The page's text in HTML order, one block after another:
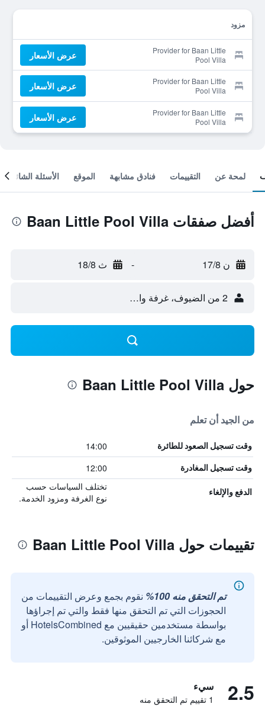
مزود
Provider for Baan Little
Pool Villa
عرض الأسعار
Provider for Baan Little
Pool Villa
عرض الأسعار
Provider for Baan Little
Pool Villa
عرض الأسعار
لمحة عن التقييمات فنادق مشابهة الموقع الأسئلة الشائعة
أفضل صفقات Baan Little Pool Villa
ن 17/8 - ث 18/8
2 من الضيوف، غرفة واحدة
حول Baan Little Pool Villa
من الجيد أن تعلم
وقت تسجيل الصعود للطائرة 14:00
وقت تسجيل المغادرة 12:00
الدفع والإلغاء
تختلف السياسات حسب
نوع الغرفة ومزود الخدمة.
تقييمات حول Baan Little Pool Villa
تم التحقق منه 100%
نقوم بجمع وعرض التقييمات من
الحجوزات التي تم التحقق منها فقط والتي تم إجراؤها
بواسطة مستخدمين حقيقيين مع HotelsCombined أو
مع شركائنا الخارجيين الموثوقين.
2.5 سيء
1 تقييم تم التحقق منه